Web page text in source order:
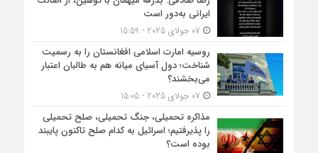
ایرانی به‌دور است
روسیه امارت اسلامی افغانستان را به رسمیت
شناخت؛ دول آسیای میانه هم به طالبان اعتبار
می‎‌بخشند؟
مذاکره تحمیلی، جنگ تحمیلی، صلح تحمیلی
را پذیرفتیم؛ اسرائیل به کدام صلح تاکنون پایبند
بوده است؟